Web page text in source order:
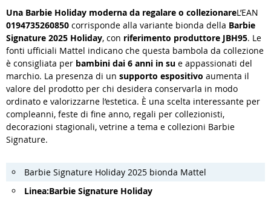
Una Barbie Holiday moderna da regalare o collezionareL’EAN
0194735260850 corrisponde alla variante bionda della Barbie
Signature 2025 Holiday, con riferimento produttore JBH95. Le
fonti ufficiali Mattel indicano che questa bambola da collezione
è consigliata per bambini dai 6 anni in su e appassionati del
marchio. La presenza di un supporto espositivo aumenta il
valore del prodotto per chi desidera conservarla in modo
ordinato e valorizzarne l’estetica. È una scelta interessante per
compleanni, feste di fine anno, regali per collezionisti,
decorazioni stagionali, vetrine a tema e collezioni Barbie
Signature.
Barbie Signature Holiday 2025 bionda Mattel
Linea:Barbie Signature Holiday